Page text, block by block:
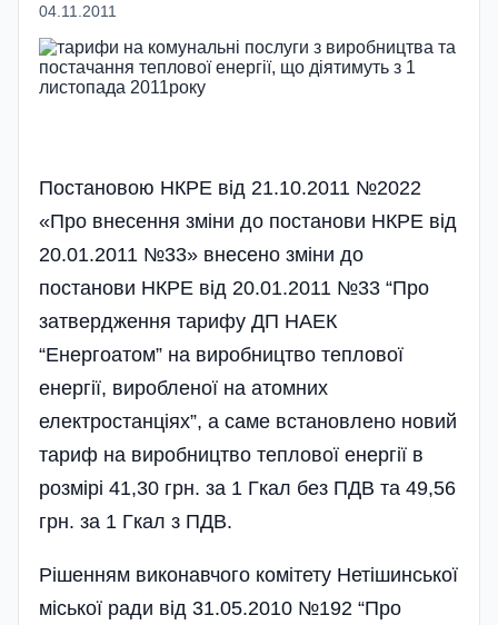
04.11.2011
Постановою НКРЕ від 21.10.2011 №2022
«Про внесення зміни до постанови НКРЕ від
20.01.2011 №33» внесено зміни до
постанови НКРЕ від 20.01.2011 №33 “Про
затвердження тарифу ДП НАЕК
“Енергоатом” на виробництво теплової
енергії, виробленої на атомних
електростанціях”, а саме встановлено новий
тариф на виробництво теплової енергії в
розмірі 41,30 грн. за 1 Гкал без ПДВ та 49,56
грн. за 1 Гкал з ПДВ.
Рішенням виконавчого комітету Нетішинської
міської ради від 31.05.2010 №192 “Про